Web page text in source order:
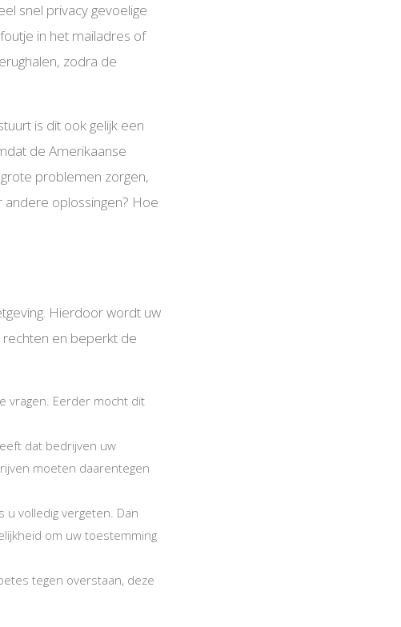
snel privacy gevoelige
in het mailadres of
zodra de
is dit ook gelijk een
de Amerikaanse
problemen zorgen,
oplossingen? Hoe
Hierdoor wordt uw
en beperkt de
vragen. Eerder mocht dit
dat bedrijven uw
moeten daarentegen
volledig vergeten. Dan
om uw toestemming
tegen overstaan, deze